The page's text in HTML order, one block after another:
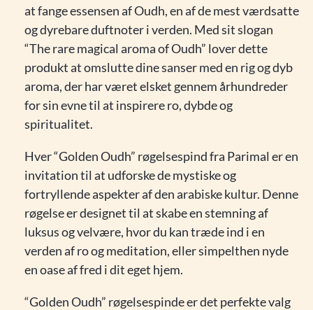
at fange essensen af Oudh, en af de mest værdsatte
og dyrebare duftnoter i verden. Med sit slogan
“The rare magical aroma of Oudh” lover dette
produkt at omslutte dine sanser med en rig og dyb
aroma, der har været elsket gennem århundreder
for sin evne til at inspirere ro, dybde og
spiritualitet.
Hver “Golden Oudh” røgelsespind fra Parimal er en
invitation til at udforske de mystiske og
fortryllende aspekter af den arabiske kultur. Denne
røgelse er designet til at skabe en stemning af
luksus og velvære, hvor du kan træde ind i en
verden af ro og meditation, eller simpelthen nyde
en oase af fred i dit eget hjem.
“Golden Oudh” røgelsespinde er det perfekte valg